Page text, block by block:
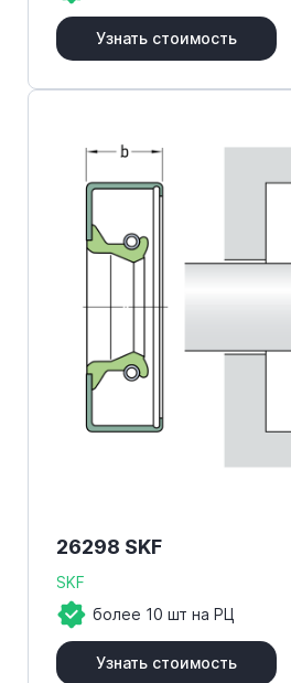
Узнать стоимость
26298 SKF
SKF
более 10 шт на РЦ
Узнать стоимость